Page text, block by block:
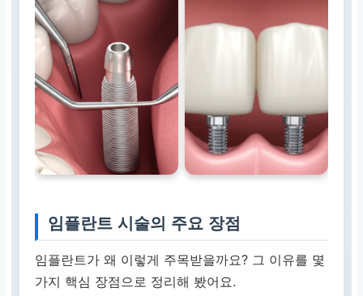
임플란트 시술의 주요 장점
임플란트가 왜 이렇게 주목받을까요? 그 이유를 몇
가지 핵심 장점으로 정리해 봤어요.